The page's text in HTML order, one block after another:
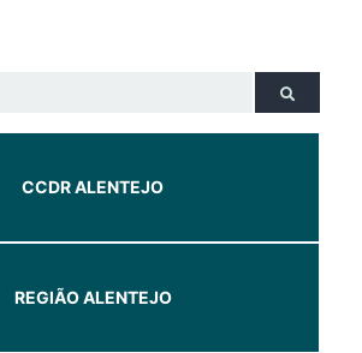
CCDR ALENTEJO
REGIÃO ALENTEJO